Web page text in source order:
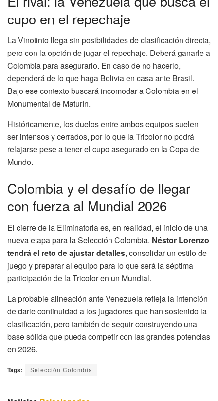
cupo en el repechaje
La Vinotinto llega sin posibilidades de clasificación directa,
pero con la opción de jugar el repechaje. Deberá ganarle a
Colombia para asegurarlo. En caso de no hacerlo,
dependerá de lo que haga Bolivia en casa ante Brasil.
Bajo ese contexto buscará incomodar a Colombia en el
Monumental de Maturín.
Históricamente, los duelos entre ambos equipos suelen
ser intensos y cerrados, por lo que la Tricolor no podrá
relajarse pese a tener el cupo asegurado en la Copa del
Mundo.
Colombia y el desafío de llegar
con fuerza al Mundial 2026
El cierre de la Eliminatoria es, en realidad, el inicio de una
nueva etapa para la Selección Colombia. Néstor Lorenzo
tendrá el reto de ajustar detalles, consolidar un estilo de
juego y preparar al equipo para lo que será la séptima
participación de la Tricolor en un Mundial.
La probable alineación ante Venezuela refleja la intención
de darle continuidad a los jugadores que han sostenido la
clasificación, pero también de seguir construyendo una
base sólida que pueda competir con las grandes potencias
en 2026.
Tags: Selección Colombia